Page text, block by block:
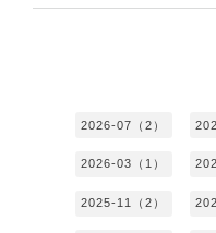
2026-07（2）
2026-03（1）
2025-11（2）